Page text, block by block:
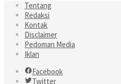
Tentang
Redaksi
Kontak
Disclaimer
Pedoman Media
Iklan
Facebook
Twitter